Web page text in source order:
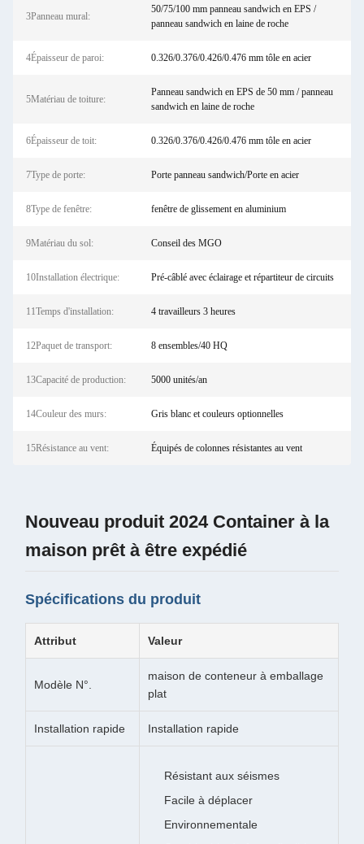
3Panneau mural:
50/75/100 mm panneau sandwich en EPS /
panneau sandwich en laine de roche
4Épaisseur de paroi: 0.326/0.376/0.426/0.476 mm tôle en acier
5Matériau de toiture:
Panneau sandwich en EPS de 50 mm / panneau
sandwich en laine de roche
6Épaisseur de toit: 0.326/0.376/0.426/0.476 mm tôle en acier
7Type de porte: Porte panneau sandwich/Porte en acier
8Type de fenêtre: fenêtre de glissement en aluminium
9Matériau du sol: Conseil des MGO
10Installation électrique: Pré-câblé avec éclairage et répartiteur de circuits
11Temps d'installation: 4 travailleurs 3 heures
12Paquet de transport: 8 ensembles/40 HQ
13Capacité de production: 5000 unités/an
14Couleur des murs: Gris blanc et couleurs optionnelles
15Résistance au vent: Équipés de colonnes résistantes au vent
Nouveau produit 2024 Container à la
maison prêt à être expédié
Spécifications du produit
Attribut Valeur
Modèle N°.
maison de conteneur à emballage
plat
Installation rapide Installation rapide
Résistant aux séismes
Facile à déplacer
Environnementale